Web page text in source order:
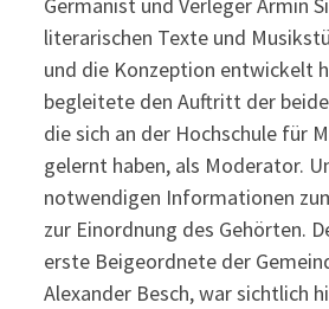
literarischen Texte und
und die Konzeption entwickelt
begleitete den Auftritt der
die sich an der Hochschule für
gelernt haben, als Moderator.
notwendigen Informationen
zur Einordnung des Gehörten.
erste Beigeordnete der
Alexander Besch, war sichtlich